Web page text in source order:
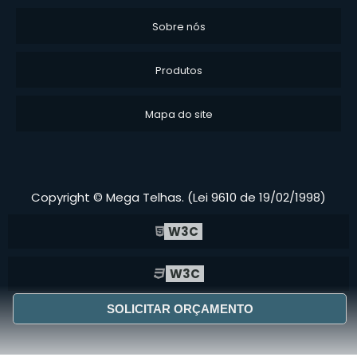
Não perca a oportunidade de transformar
resistência que o emborrachamento oferece.
destacar no mercado!
SOLICITAR ORÇAMENTO
Sobre nós
Produtos
Mapa do site
Copyright © Mega Telhas. (Lei 9610 de 19/02/1998)
W3C
W3C